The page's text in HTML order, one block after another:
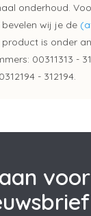
onderhoud.
wij je de
product is onder
00311313 -
- 312194.